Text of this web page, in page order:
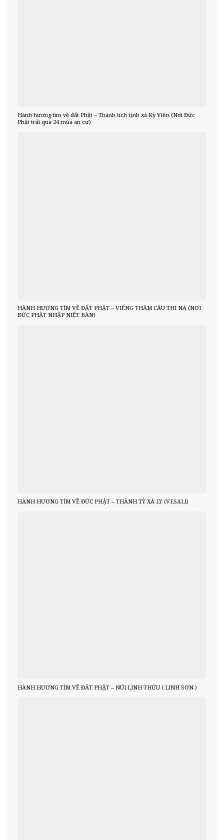
Hành hương tìm về đất Phật – Thánh tích tịnh xá Kỳ Viên (Nơi Đức
Phật trải qua 24 mùa an cư)
HÀNH HƯƠNG TÌM VỀ ĐẤT PHẬT – VIẾNG THĂM CÂU THI NA (NƠI
ĐỨC PHẬT NHẬP NIẾT BÀN)
HÀNH HƯƠNG TÌM VỀ ĐỨC PHẬT – THÀNH TỲ XÁ LY (VESALI)
HÀNH HƯƠNG TÌM VỀ ĐẤT PHẬT – NÚI LINH THỨU ( LINH SƠN )